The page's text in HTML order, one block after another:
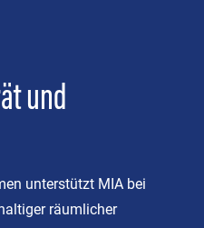
und
unterstützt MIA bei
räumlicher